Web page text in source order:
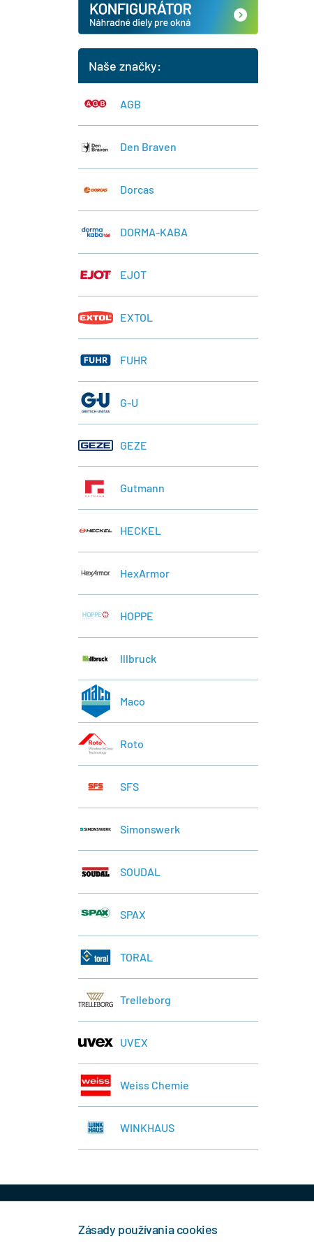
Naše značky:
AGB
Den Braven
Dorcas
DORMA-KABA
EJOT
EXTOL
FUHR
G-U
GEZE
Gutmann
HECKEL
HexArmor
HOPPE
lllbruck
Maco
Roto
SFS
Simonswerk
SOUDAL
SPAX
TORAL
Trelleborg
UVEX
Weiss Chemie
WINKHAUS
Zásady používania cookies